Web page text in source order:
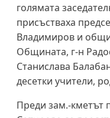
голямата
присъстваха
Владимиров и
Общината, г-н
Станислава
десетки учители,
Преди зам.-кметът